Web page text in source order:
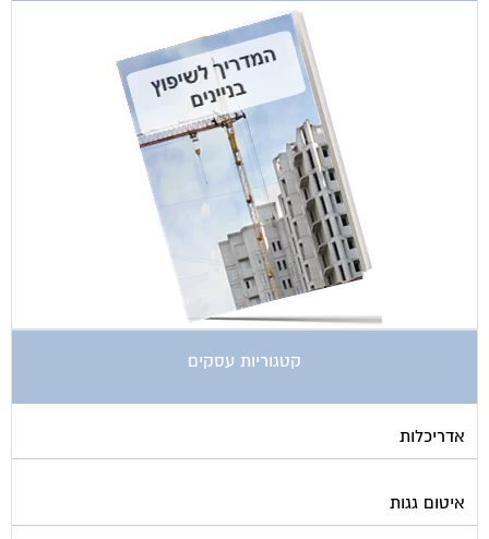
קטגוריות עסקים
אדריכלות
איטום גגות